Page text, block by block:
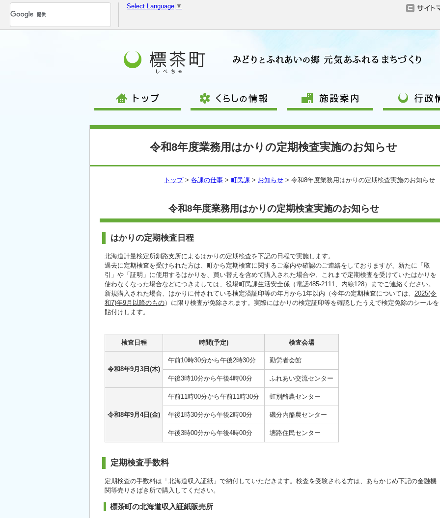
ン
テ
Select Language ▼
令和8年度業務用はかりの定期検査実施のお知らせ
トップ> 各課の仕事 > 町民課 > お知らせ > 令和8年度業務用はかりの定期検査実施のお知らせ
令和8年度業務用はかりの定期検査実施のお知らせ
はかりの定期検査日程
北海道計量検定所釧路支所によるはかりの定期検査を下記の日程で実施します。
過去に定期検査を受けられた方は、町から定期検査に関するご案内や確認のご連絡をしておりますが、新たに「取
引」や「証明」に使用するはかりを、買い替えを含めて購入された場合や、これまで定期検査を受けていたはかりを
使わなくなった場合などにつきましては、役場町民課生活安全係（電話485-2111、内線128）までご連絡ください。
新規購入された場合、はかりに付されている検定済証印等の年月から1年以内（今年の定期検査については、 2025(令
和7)年9月以降のもの）に限り検査が免除されます。実際にはかりの検定証印等を確認したうえで検定免除のシールを
貼付けします。
検査日程 時間(予定) 検査会場
令和8年9月3日(木)
午前10時30分から午後2時30分 勤労者会館
午後3時10分から午後4時00分 ふれあい交流センター
令和8年9月4日(金)
午前11時00分から午前11時30分 虹別酪農センター
午後1時30分から午後2時00分 磯分内酪農センター
午後3時00分から午後4時00分 塘路住民センター
定期検査手数料
定期検査の手数料は「北海道収入証紙」で納付していただきます。検査を受験される方は、あらかじめ下記の金融機
関等売りさばき所で購入してください。
標茶町の北海道収入証紙販売所